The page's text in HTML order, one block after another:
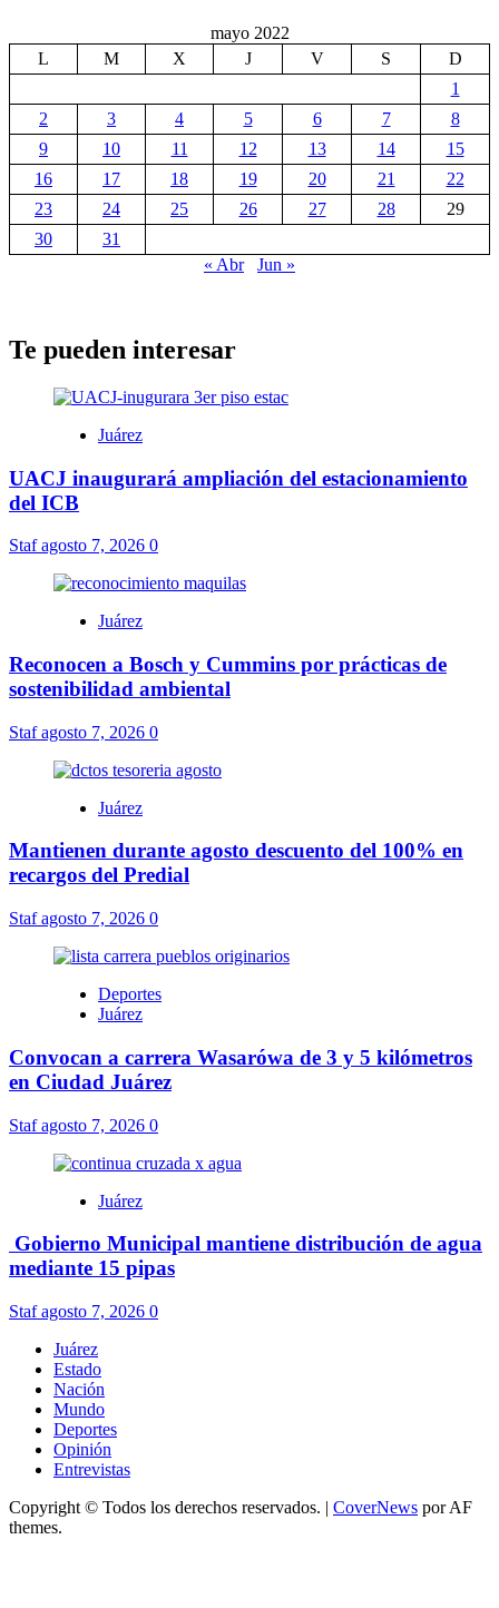
mayo 2022
L
M X J V S
D
1
2
3 4 5 6 7
8
9
10 11 12 13 14
15
16
17 18 19 20 21
22
23
24 25 26 27 28
29
30
31
« Abr
Jun »
Te pueden interesar
Juárez
UACJ inaugurará ampliación del estacionamiento
del ICB
Stafagosto 7, 2026 0
Juárez
Reconocen a Bosch y Cummins por prácticas de
sostenibilidad ambiental
Stafagosto 7, 2026 0
Juárez
Mantienen durante agosto descuento del 100% en
recargos del Predial
Stafagosto 7, 2026 0
Deportes
Juárez
Convocan a carrera Wasarówa de 3 y 5 kilómetros
en Ciudad Juárez
Stafagosto 7, 2026 0
Juárez
Gobierno Municipal mantiene distribución de agua
mediante 15 pipas
Stafagosto 7, 2026 0
Juárez
Estado
Nación
Mundo
Deportes
Opinión
Entrevistas
Copyright © Todos los derechos reservados. | CoverNews por AF
themes.